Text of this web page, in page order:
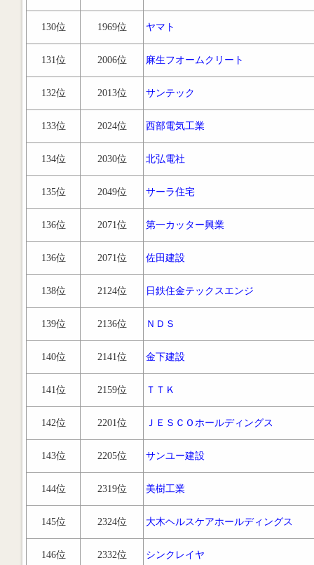
130位 1969位 ヤマト
131位 2006位 麻生フオームクリート
132位 2013位 サンテック
133位 2024位 西部電気工業
134位 2030位 北弘電社
135位 2049位 サーラ住宅
136位 2071位 第一カッター興業
136位 2071位 佐田建設
138位 2124位 日鉄住金テックスエンジ
139位 2136位 ＮＤＳ
140位 2141位 金下建設
141位 2159位 ＴＴＫ
142位 2201位 ＪＥＳＣＯホールディングス
143位 2205位 サンユー建設
144位 2319位 美樹工業
145位 2324位 大木ヘルスケアホールディングス
146位 2332位 シンクレイヤ